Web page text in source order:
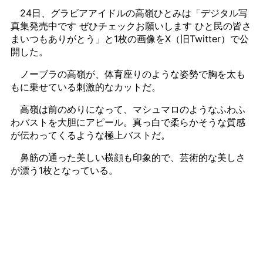
24日、グラビアアイドルの高嶺ひとみは「デジタル写
真集発売中です ぜひチェックお願いします ひと民の皆さ
まいつもありがとう」と1枚の画像をX（旧Twitter）で公
開した。
ノーブラの高嶺が、体育座りのような姿勢で胸を太も
もに乗せている刺激的なカットだ。
高嶺は前のめりになって、マシュマロのようなふわふ
わバストを大胆にアピール。真っ白で柔らかそうな質感
が伝わってくるような極上バストだ。
鼻筋の通った美しい横顔も印象的で、芸術的な美しさ
が漂う1枚となっている。